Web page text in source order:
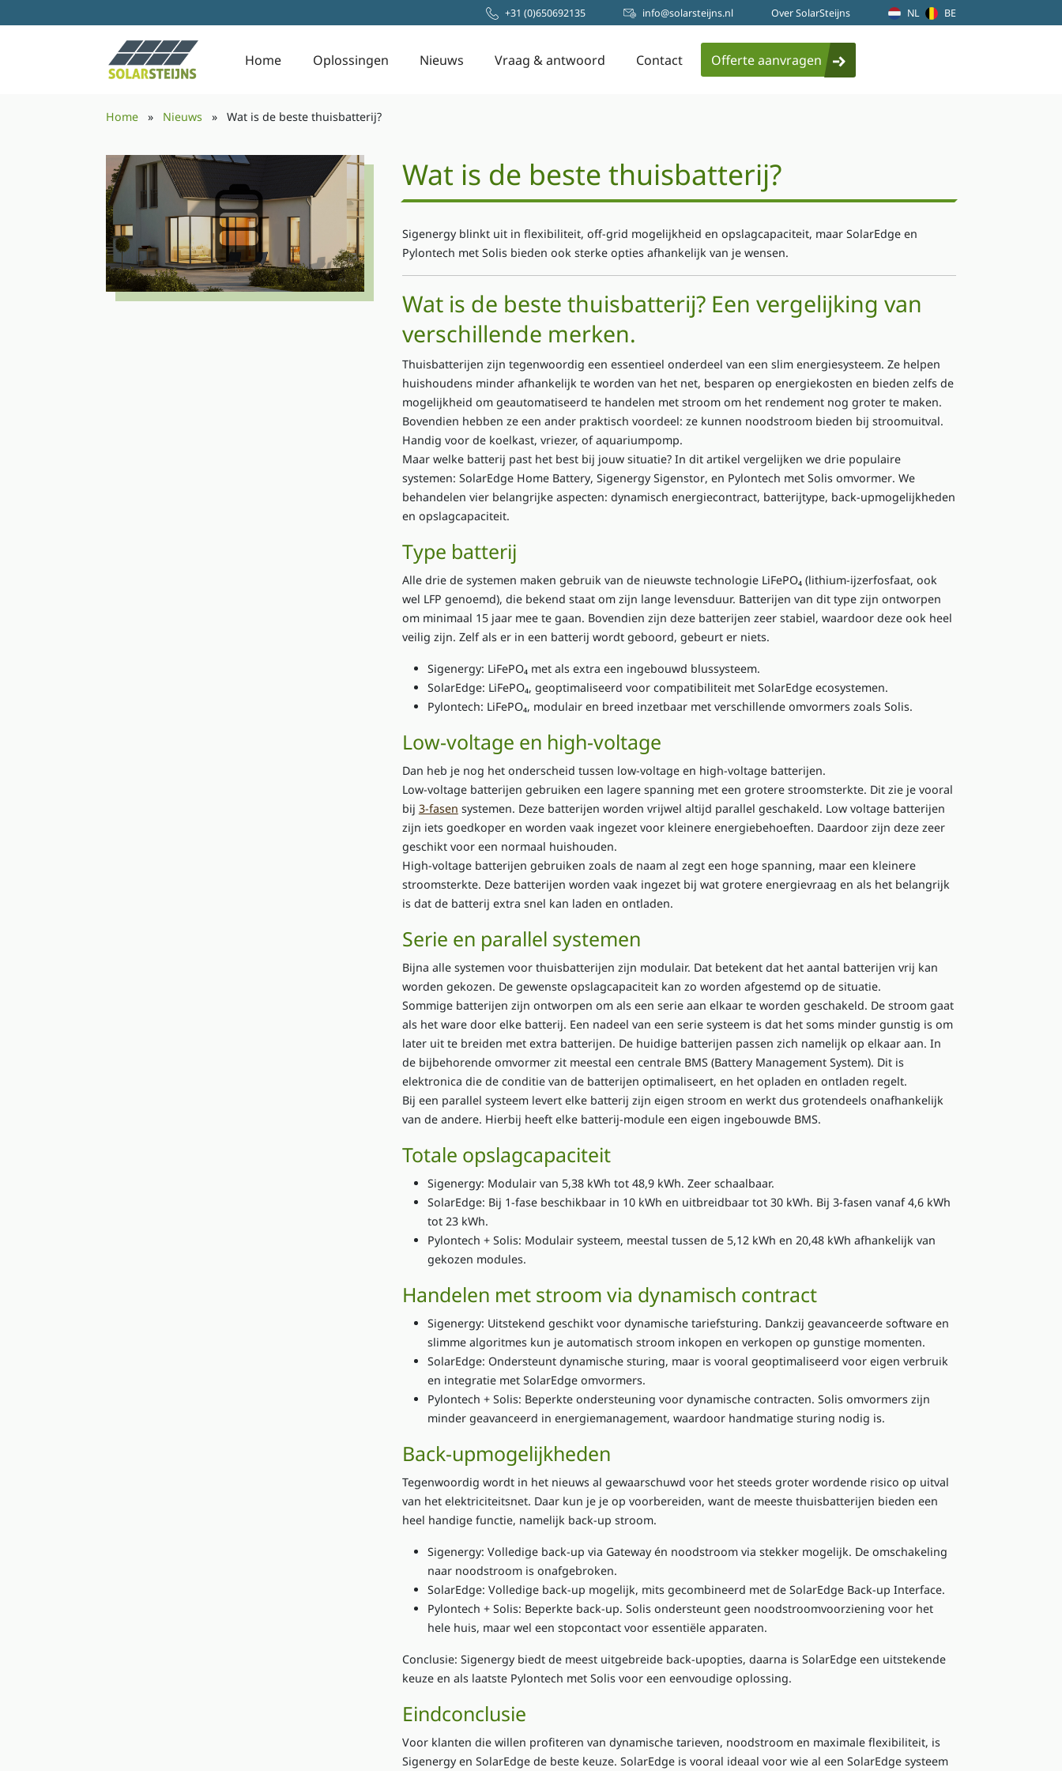
+31 (0)650692135 info@solarsteijns.nl Over SolarSteijns NL BE
Home Oplossingen Nieuws Vraag & antwoord Contact Offerte aanvragen
Home » Nieuws » Wat is de beste thuisbatterij?
Wat is de beste thuisbatterij?
Sigenergy blinkt uit in flexibiliteit, off-grid mogelijkheid en opslagcapaciteit, maar SolarEdge en
Pylontech met Solis bieden ook sterke opties afhankelijk van je wensen.
Wat is de beste thuisbatterij? Een vergelijking van
verschillende merken.
Thuisbatterijen zijn tegenwoordig een essentieel onderdeel van een slim energiesysteem. Ze helpen
huishoudens minder afhankelijk te worden van het net, besparen op energiekosten en bieden zelfs de
mogelijkheid om geautomatiseerd te handelen met stroom om het rendement nog groter te maken.
Bovendien hebben ze een ander praktisch voordeel: ze kunnen noodstroom bieden bij stroomuitval.
Handig voor de koelkast, vriezer, of aquariumpomp.
Maar welke batterij past het best bij jouw situatie? In dit artikel vergelijken we drie populaire
systemen: SolarEdge Home Battery, Sigenergy Sigenstor, en Pylontech met Solis omvormer. We
behandelen vier belangrijke aspecten: dynamisch energiecontract, batterijtype, back-upmogelijkheden
en opslagcapaciteit.
Type batterij
Alle drie de systemen maken gebruik van de nieuwste technologie LiFePO₄ (lithium-ijzerfosfaat, ook
wel LFP genoemd), die bekend staat om zijn lange levensduur. Batterijen van dit type zijn ontworpen
om minimaal 15 jaar mee te gaan. Bovendien zijn deze batterijen zeer stabiel, waardoor deze ook heel
veilig zijn. Zelf als er in een batterij wordt geboord, gebeurt er niets.
Sigenergy: LiFePO₄ met als extra een ingebouwd blussysteem.
SolarEdge: LiFePO₄, geoptimaliseerd voor compatibiliteit met SolarEdge ecosystemen.
Pylontech: LiFePO₄, modulair en breed inzetbaar met verschillende omvormers zoals Solis.
Low-voltage en high-voltage
Dan heb je nog het onderscheid tussen low-voltage en high-voltage batterijen.
Low-voltage batterijen gebruiken een lagere spanning met een grotere stroomsterkte. Dit zie je vooral
bij 3-fasen systemen. Deze batterijen worden vrijwel altijd parallel geschakeld. Low voltage batterijen
zijn iets goedkoper en worden vaak ingezet voor kleinere energiebehoeften. Daardoor zijn deze zeer
geschikt voor een normaal huishouden.
High-voltage batterijen gebruiken zoals de naam al zegt een hoge spanning, maar een kleinere
stroomsterkte. Deze batterijen worden vaak ingezet bij wat grotere energievraag en als het belangrijk
is dat de batterij extra snel kan laden en ontladen.
Serie en parallel systemen
Bijna alle systemen voor thuisbatterijen zijn modulair. Dat betekent dat het aantal batterijen vrij kan
worden gekozen. De gewenste opslagcapaciteit kan zo worden afgestemd op de situatie.
Sommige batterijen zijn ontworpen om als een serie aan elkaar te worden geschakeld. De stroom gaat
als het ware door elke batterij. Een nadeel van een serie systeem is dat het soms minder gunstig is om
later uit te breiden met extra batterijen. De huidige batterijen passen zich namelijk op elkaar aan. In
de bijbehorende omvormer zit meestal een centrale BMS (Battery Management System). Dit is
elektronica die de conditie van de batterijen optimaliseert, en het opladen en ontladen regelt.
Bij een parallel systeem levert elke batterij zijn eigen stroom en werkt dus grotendeels onafhankelijk
van de andere. Hierbij heeft elke batterij-module een eigen ingebouwde BMS.
Totale opslagcapaciteit
Sigenergy: Modulair van 5,38 kWh tot 48,9 kWh. Zeer schaalbaar.
SolarEdge: Bij 1-fase beschikbaar in 10 kWh en uitbreidbaar tot 30 kWh. Bij 3-fasen vanaf 4,6 kWh
tot 23 kWh.
Pylontech + Solis: Modulair systeem, meestal tussen de 5,12 kWh en 20,48 kWh afhankelijk van
gekozen modules.
Handelen met stroom via dynamisch contract
Sigenergy: Uitstekend geschikt voor dynamische tariefsturing. Dankzij geavanceerde software en
slimme algoritmes kun je automatisch stroom inkopen en verkopen op gunstige momenten.
SolarEdge: Ondersteunt dynamische sturing, maar is vooral geoptimaliseerd voor eigen verbruik
en integratie met SolarEdge omvormers.
Pylontech + Solis: Beperkte ondersteuning voor dynamische contracten. Solis omvormers zijn
minder geavanceerd in energiemanagement, waardoor handmatige sturing nodig is.
Back-upmogelijkheden
Tegenwoordig wordt in het nieuws al gewaarschuwd voor het steeds groter wordende risico op uitval
van het elektriciteitsnet. Daar kun je je op voorbereiden, want de meeste thuisbatterijen bieden een
heel handige functie, namelijk back-up stroom.
Sigenergy: Volledige back-up via Gateway én noodstroom via stekker mogelijk. De omschakeling
naar noodstroom is onafgebroken.
SolarEdge: Volledige back-up mogelijk, mits gecombineerd met de SolarEdge Back-up Interface.
Pylontech + Solis: Beperkte back-up. Solis ondersteunt geen noodstroomvoorziening voor het
hele huis, maar wel een stopcontact voor essentiële apparaten.
Conclusie: Sigenergy biedt de meest uitgebreide back-upopties, daarna is SolarEdge een uitstekende
keuze en als laatste Pylontech met Solis voor een eenvoudige oplossing.
Eindconclusie
Voor klanten die willen profiteren van dynamische tarieven, noodstroom en maximale flexibiliteit, is
Sigenergyen SolarEdgede beste keuze. SolarEdgeis vooral ideaal voor wie al een SolarEdge systeem